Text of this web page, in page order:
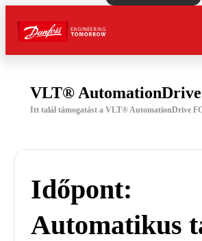
VLT® AutomationDrive
Itt talál támogatást a VLT® AutomationDrive FC
Időpont:
Automatikus